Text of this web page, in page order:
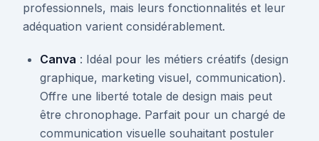
professionnels, mais leurs fonctionnalités et leur
adéquation varient considérablement.
Canva : Idéal pour les métiers créatifs (design
graphique, marketing visuel, communication).
Offre une liberté totale de design mais peut
être chronophage. Parfait pour un chargé de
communication visuelle souhaitant postuler